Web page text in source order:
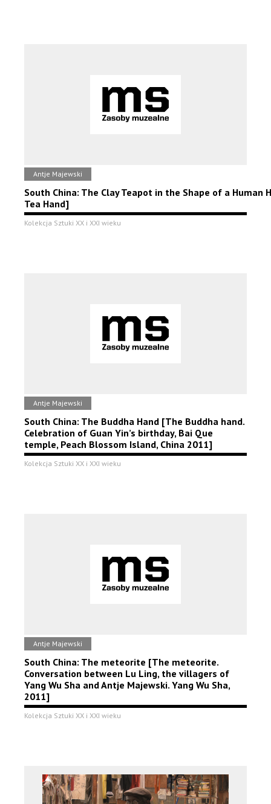
Antje Majewski
South China: The Clay Teapot in the Shape of a Human
Tea Hand]
Kolekcja Sztuki XX i XXI wieku
Antje Majewski
South China: The Buddha Hand [The Buddha hand.
Celebration of Guan Yin’s birthday, Bai Que
temple, Peach Blossom Island, China 2011]
Kolekcja Sztuki XX i XXI wieku
Antje Majewski
South China: The meteorite [The meteorite.
Conversation between Lu Ling, the villagers of
Yang Wu Sha and Antje Majewski. Yang Wu Sha,
2011]
Kolekcja Sztuki XX i XXI wieku